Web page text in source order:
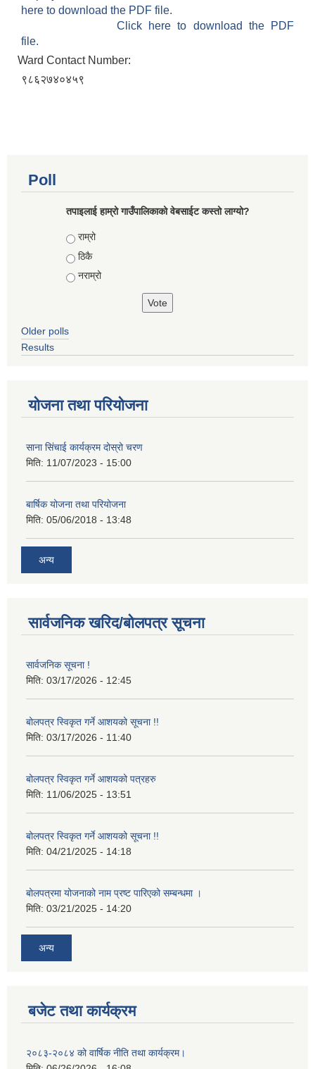
here to download the PDF file.
Click here to download the PDF
file.
Ward Contact Number:
९८६२७४०४५९
Poll
तपाइलाई हाम्रो गाउँपालिकाको वेबसाईट कस्तो लाग्यो?
Choices
राम्रो
ठिकै
नराम्रो
Older polls
Results
योजना तथा परियोजना
साना सिंचाई कार्यक्रम दोस्रो चरण
मिति: 11/07/2023 - 15:00
बार्षिक योजना तथा परियोजना
मिति: 05/06/2018 - 13:48
अन्य
सार्वजनिक खरिद/बोलपत्र सूचना
सार्वजनिक सूचना !
मिति: 03/17/2026 - 12:45
बोलपत्र स्विकृत गर्ने आशयको सूचना !!
मिति: 03/17/2026 - 11:40
बोलपत्र स्विकृत गर्ने आशयको पत्रहरु
मिति: 11/06/2025 - 13:51
बोलपत्र स्विकृत गर्ने आशयको सूचना !!
मिति: 04/21/2025 - 14:18
बोलपत्रमा योजनाको नाम प्रष्ट पारिएको सम्बन्धमा ।
मिति: 03/21/2025 - 14:20
अन्य
बजेट तथा कार्यक्रम
२०८३-२०८४ को वार्षिक नीति तथा कार्यक्रम।